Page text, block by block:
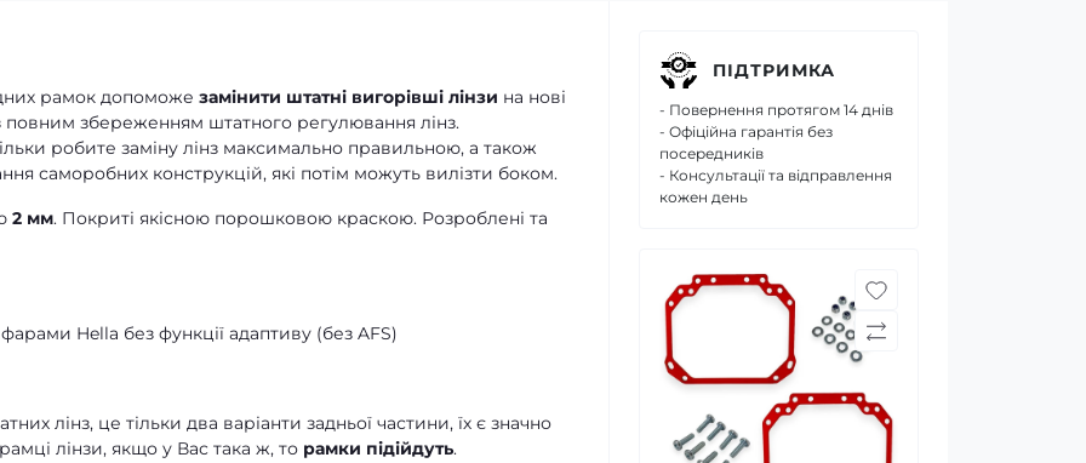
рамок допоможе замінити штатні вигорівші лінзи на нові
повним збереженням штатного регулювання лінз.
робите заміну лінз максимально правильною, а також
саморобних конструкцій, які потім можуть вилізти боком.
2 мм. Покриті якісною порошковою краскою. Розроблені та
Hella без функції адаптиву (без AFS)
лінз, це тільки два варіанти задньої частини, їх є значно
лінзи, якщо у Вас така ж, то рамки підійдуть.
ПІДТРИМКА
- Повернення протягом 14 днів
- Офіційна гарантія без
посередників
- Консультації та відправлення
кожен день